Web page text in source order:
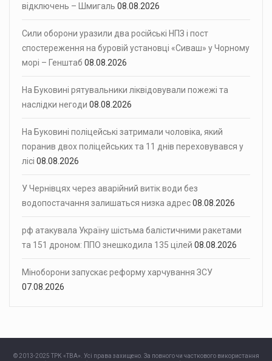
відключень – Шмигаль 08.08.2026
Сили оборони уразили два російські НПЗ і пост
спостереження на буровій установці «Сиваш» у Чорному
морі – Генштаб 08.08.2026
На Буковині рятувальники ліквідовували пожежі та
наслідки негоди 08.08.2026
На Буковині поліцейські затримали чоловіка, який
поранив двох поліцейських та 11 днів переховувався у
лісі 08.08.2026
У Чернівцях через аварійний витік води без
водопостачання залишаться низка адрес08.08.2026
рф атакувала Україну шістьма балістичними ракетами
та 151 дроном: ППО знешкодила 135 цілей 08.08.2026
Міноборони запускає реформу харчування ЗСУ
07.08.2026
© 2013-2025 ТРК «ТВА». Усі права захищено. За повного чи часткового використання